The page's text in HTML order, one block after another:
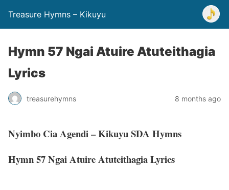
Treasure Hymns – Kikuyu
Hymn 57 Ngai Atuire Atuteithagia
Lyrics
treasurehymns 8 months ago
Nyimbo Cia Agendi – Kikuyu SDA Hymns
Hymn 57 Ngai Atuire Atuteithagia Lyrics